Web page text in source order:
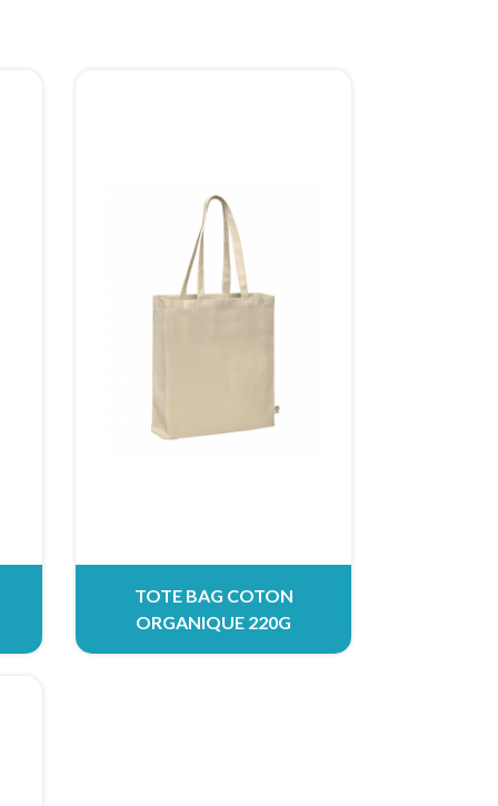
TOTE BAG COTON
ORGANIQUE 220G